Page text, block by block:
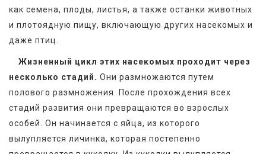
как семена, плоды, листья, а также останки животных
и плотоядную пищу, включающую других насекомых и
даже птиц.
Жизненный цикл этих насекомых проходит через
несколько стадий. Они размножаются путем
полового размножения. После прохождения всех
стадий развития они превращаются во взрослых
особей. Он начинается с яйца, из которого
вылупляется личинка, которая постепенно